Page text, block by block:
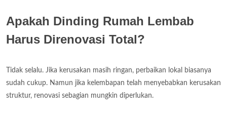
Apakah Dinding Rumah Lembab
Harus Direnovasi Total?
Tidak selalu. Jika kerusakan masih ringan, perbaikan lokal biasanya
sudah cukup. Namun jika kelembapan telah menyebabkan kerusakan
struktur, renovasi sebagian mungkin diperlukan.